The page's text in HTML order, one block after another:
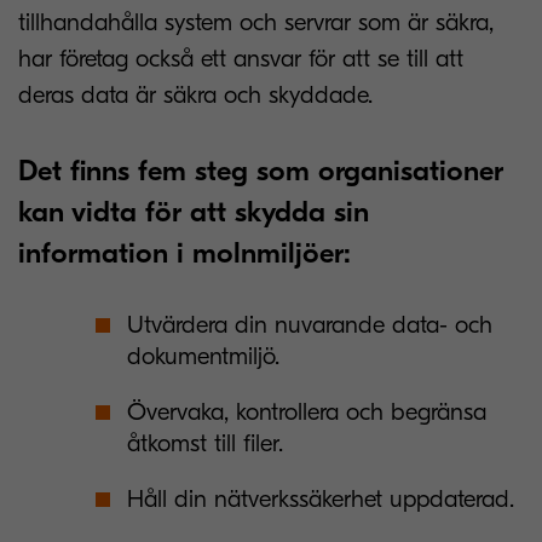
tillhandahålla system och servrar som är säkra,
har företag också ett ansvar för att se till att
deras data är säkra och skyddade.
Det finns fem steg som organisationer
kan vidta för att skydda sin
information i molnmiljöer:
Utvärdera din nuvarande data- och
dokumentmiljö.
Övervaka, kontrollera och begränsa
åtkomst till filer.
Håll din nätverkssäkerhet uppdaterad.